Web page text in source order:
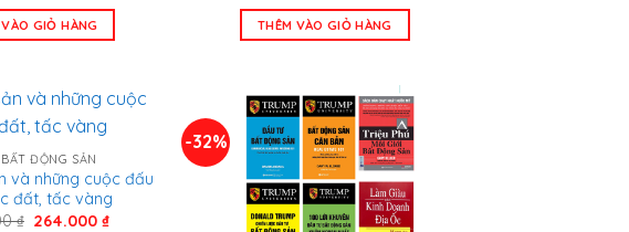
là:
199.000 ₫.
tại
GIỎ HÀNG là:
249.000 ₫.
tại
THÊM VÀO GIỎ HÀNG
ĐỘNG SẢN
và những cuộc đấu
đất, tấc vàng
₫ Giá
264.000₫Giá
-32%